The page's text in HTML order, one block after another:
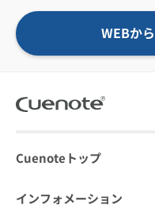
WEBか
Cuenoteトップ
インフォメーション